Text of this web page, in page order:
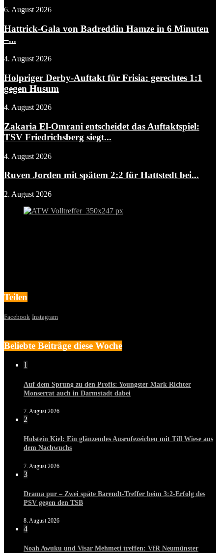
6. August 2026
Hattrick-Gala von Badreddin Hamze in 6 Minuten
–...
4. August 2026
Holpriger Derby-Auftakt für Frisia: gerechtes 1:1
gegen Husum
4. August 2026
Zakaria El-Omrani entscheidet das Auftaktspiel:
TSV Friedrichsberg siegt...
4. August 2026
Ruven Jorden mit spätem 2:2 für Hattstedt bei...
2. August 2026
Teilen
Facebook Instagram
Beliebte Beiträge diese Woche
1
Auf dem Sprung zu den Profis: Youngster Mark Richter
Monserrat auch in Darmstadt dabei
7. August 2026
2
Holstein Kiel: Ein glänzendes Ausrufezeichen mit Till Wiese aus
dem Nachwuchs
7. August 2026
3
Drama pur – Zwei späte Barendt-Treffer beim 3:2-Erfolg des
PSV gegen den TSB
8. August 2026
4
Noah Awuku und Visar Mehmeti treffen: VfR Neumünster